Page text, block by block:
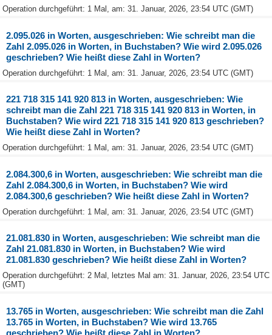
Operation durchgeführt: 1 Mal, am: 31. Januar, 2026, 23:54 UTC (GMT)
2.095.026 in Worten, ausgeschrieben: Wie schreibt man die
Zahl 2.095.026 in Worten, in Buchstaben? Wie wird 2.095.026
geschrieben? Wie heißt diese Zahl in Worten?
Operation durchgeführt: 1 Mal, am: 31. Januar, 2026, 23:54 UTC (GMT)
221 718 315 141 920 813 in Worten, ausgeschrieben: Wie
schreibt man die Zahl 221 718 315 141 920 813 in Worten, in
Buchstaben? Wie wird 221 718 315 141 920 813 geschrieben?
Wie heißt diese Zahl in Worten?
Operation durchgeführt: 1 Mal, am: 31. Januar, 2026, 23:54 UTC (GMT)
2.084.300,6 in Worten, ausgeschrieben: Wie schreibt man die
Zahl 2.084.300,6 in Worten, in Buchstaben? Wie wird
2.084.300,6 geschrieben? Wie heißt diese Zahl in Worten?
Operation durchgeführt: 1 Mal, am: 31. Januar, 2026, 23:54 UTC (GMT)
21.081.830 in Worten, ausgeschrieben: Wie schreibt man die
Zahl 21.081.830 in Worten, in Buchstaben? Wie wird
21.081.830 geschrieben? Wie heißt diese Zahl in Worten?
Operation durchgeführt: 2 Mal, letztes Mal am: 31. Januar, 2026, 23:54 UTC
(GMT)
13.765 in Worten, ausgeschrieben: Wie schreibt man die Zahl
13.765 in Worten, in Buchstaben? Wie wird 13.765
geschrieben? Wie heißt diese Zahl in Worten?